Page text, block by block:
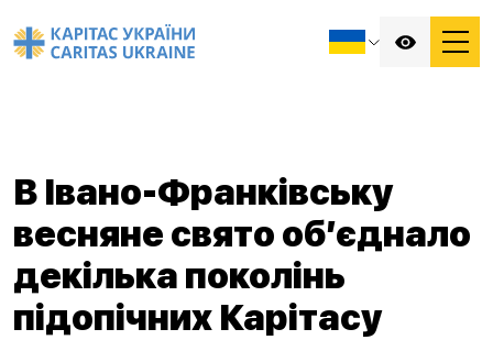
В Івано-Франківську
весняне свято об’єднало
декілька поколінь
підопічних Карітасу